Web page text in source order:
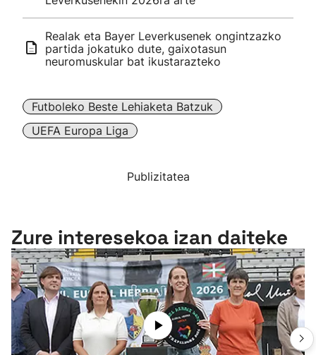
Realak eta Bayer Leverkusenek ongintzazko
partida jokatuko dute, gaixotasun
neuromuskular bat ikustarazteko
Futboleko Beste Lehiaketa Batzuk
UEFA Europa Liga
Publizitatea
Zure interesekoa izan daiteke